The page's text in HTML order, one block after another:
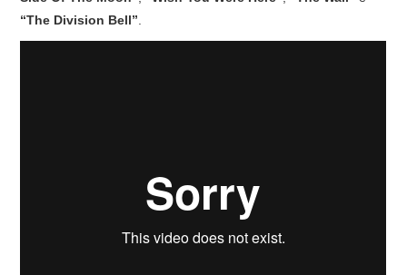
CONTATTI
“The Division Bell”